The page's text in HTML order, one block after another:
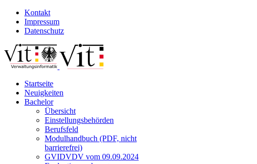
Kontakt
Impressum
Datenschutz
Startseite
Neuigkeiten
Bachelor
Übersicht
Einstellungsbehörden
Berufsfeld
Modulhandbuch (PDF, nicht
barrierefrei)
GVIDVDV vom 09.09.2024